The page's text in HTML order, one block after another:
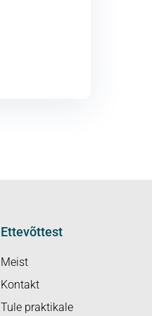
Ettevõttest
Meist
Kontakt
Tule praktikale